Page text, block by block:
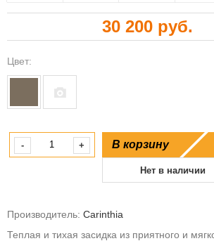
30 200 руб.
Цвет:
- + В корзину
Нет в наличии
Производитель: Carinthia
Теплая и тихая засидка из приятного и